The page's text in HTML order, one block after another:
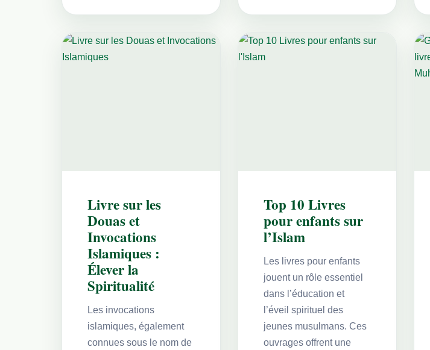
Livre sur les
Douas et
Invocations
Islamiques :
Élever la
Spiritualité
Les invocations
islamiques, également
connues sous le nom de
Top 10 Livres
pour enfants sur
l’Islam
Les livres pour enfants
jouent un rôle essentiel
dans l’éducation et
l’éveil spirituel des
jeunes musulmans. Ces
ouvrages offrent une